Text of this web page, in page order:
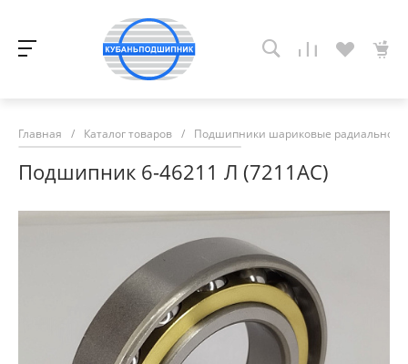
Главная / Каталог товаров / Подшипники шариковые радиально-
Подшипник 6-46211 Л (7211АС)